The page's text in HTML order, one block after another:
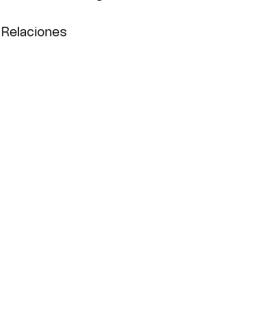
Relaciones